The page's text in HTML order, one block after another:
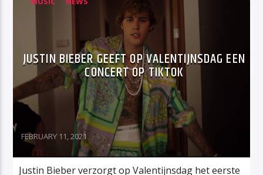
JUSTIN BIEBER GEEFT OP VALENTIJNSDAG EEN
CONCERT OP TIKTOK
FEBRUARY 11, 2021
Justin Bieber verzorgt op Valentijnsdag het eerste